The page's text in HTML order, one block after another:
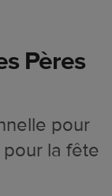
Pères
pour
la fête